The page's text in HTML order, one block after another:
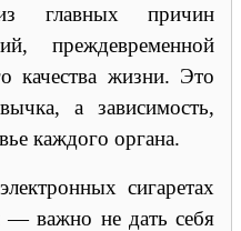
главных причин
преждевременной
качества жизни. Это
а зависимость,
каждого органа.
сигаретах
— важно не дать себя